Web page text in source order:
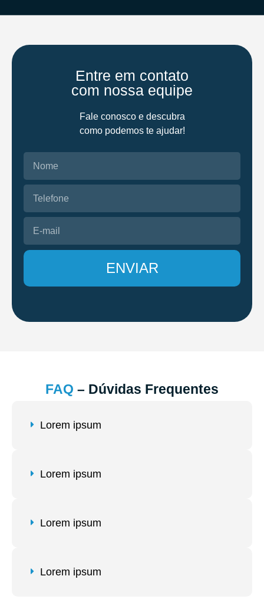
Entre em contato
com nossa equipe
Fale conosco e descubra
como podemos te ajudar!
ENVIAR
FAQ – Dúvidas Frequentes
Lorem ipsum
Lorem ipsum
Lorem ipsum
Lorem ipsum